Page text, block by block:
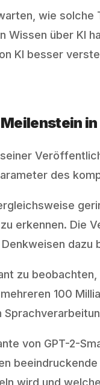
wie
Wissen über KI
KI besser
Meilenstein
des
erkennen. Die
dazu
zu
100
von GPT-2-
wird und